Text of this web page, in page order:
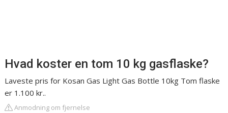
Hvad koster en tom 10 kg gasflaske?
Laveste pris for Kosan Gas Light Gas Bottle 10kg Tom flaske
er 1.100 kr..
Anmodning om fjernelse